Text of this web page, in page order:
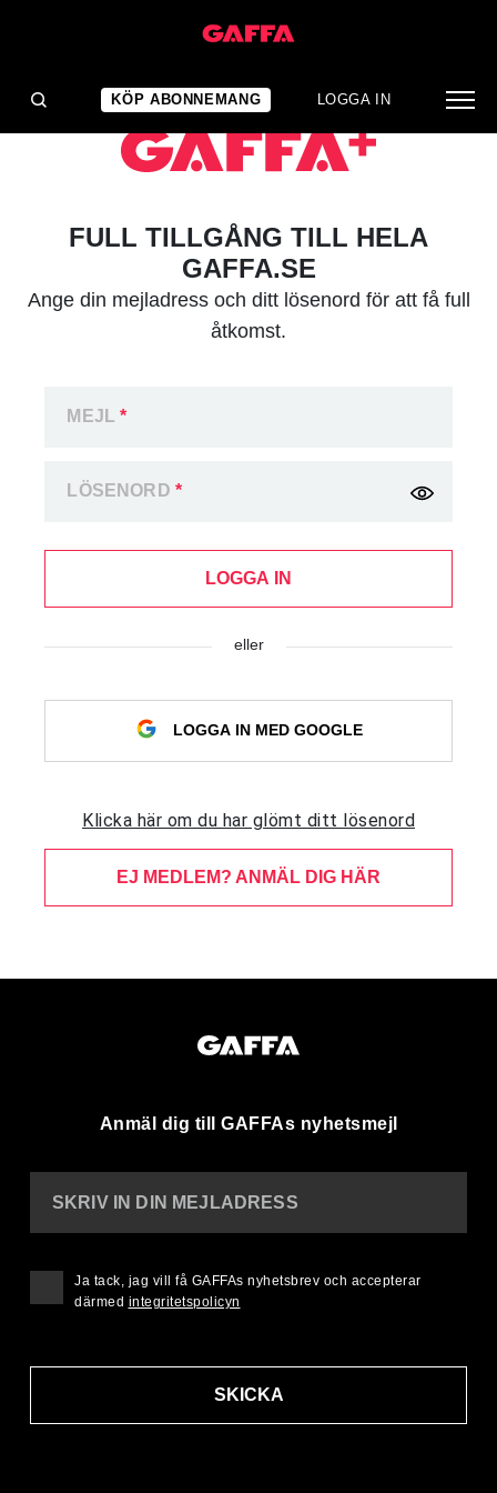
KÖP ABONNEMANG LOGGA IN
FULL TILLGÅNG TILL HELA
GAFFA.SE
Ange din mejladress och ditt lösenord för att få full
åtkomst.
MEJL*
LÖSENORD *
LOGGA IN
eller
LOGGA IN MED GOOGLE
Klicka här om du har glömt ditt lösenord
EJ MEDLEM? ANMÄL DIG HÄR
Anmäl dig till GAFFAs nyhetsmejl
SKRIV IN DIN MEJLADRESS
SKICKA
Ja tack, jag vill få GAFFAs nyhetsbrev och accepterar
därmed integritetspolicyn